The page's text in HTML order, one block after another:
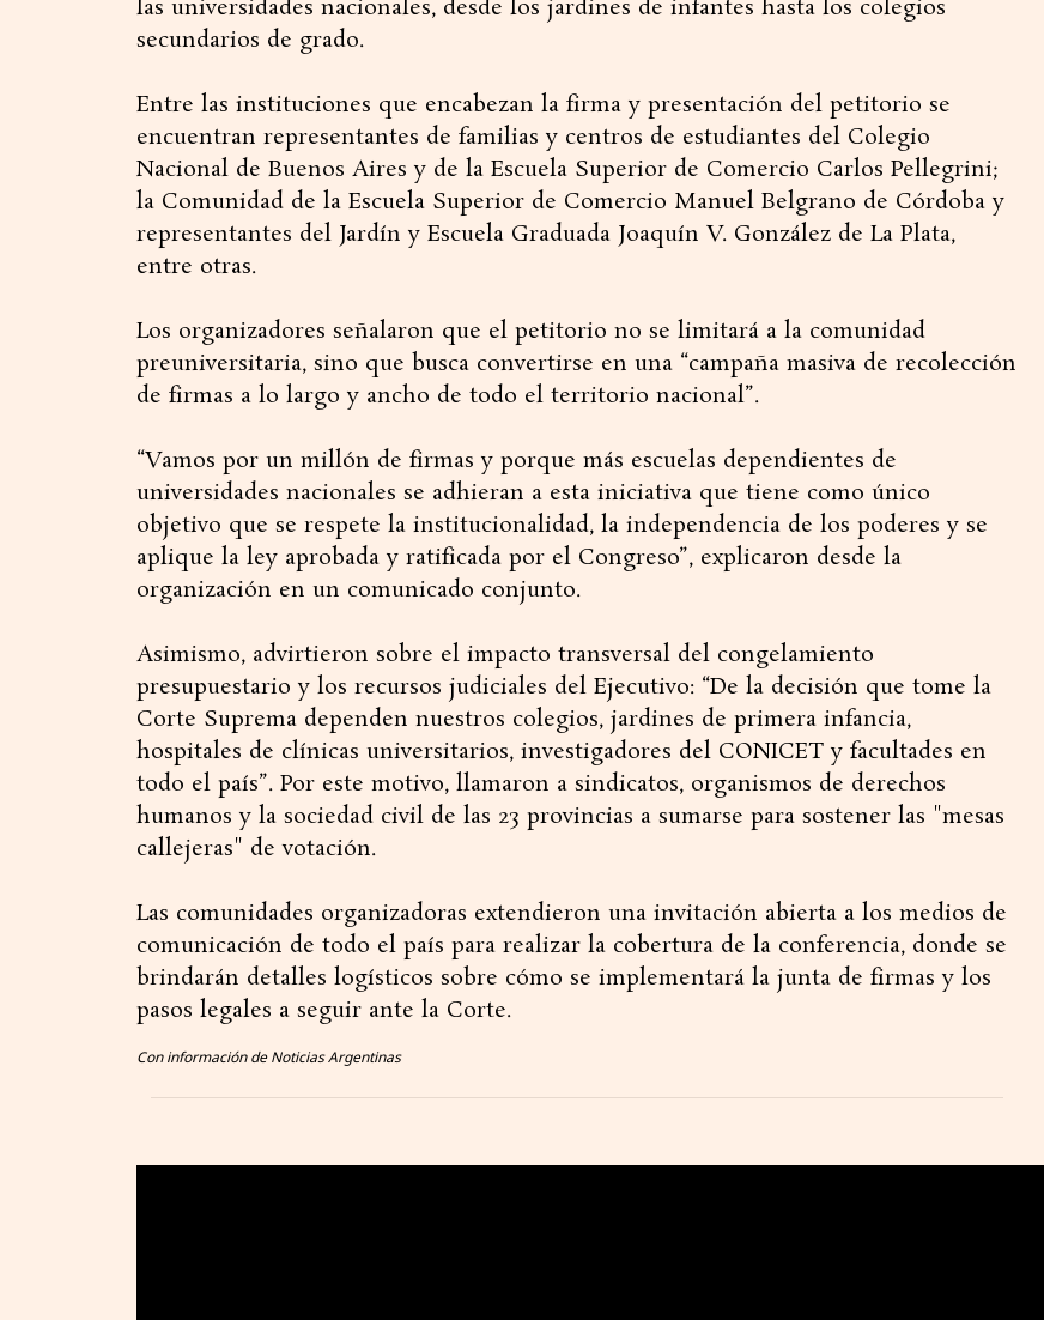
las universidades nacionales, desde los jardines de infantes hasta los colegios
secundarios de grado.
Entre las instituciones que encabezan la firma y presentación del petitorio se
encuentran representantes de familias y centros de estudiantes del Colegio
Nacional de Buenos Aires y de la Escuela Superior de Comercio Carlos Pellegrini;
la Comunidad de la Escuela Superior de Comercio Manuel Belgrano de Córdoba y
representantes del Jardín y Escuela Graduada Joaquín V. González de La Plata,
entre otras.
Los organizadores señalaron que el petitorio no se limitará a la comunidad
preuniversitaria, sino que busca convertirse en una “campaña masiva de recolección
de firmas a lo largo y ancho de todo el territorio nacional”.
“Vamos por un millón de firmas y porque más escuelas dependientes de
universidades nacionales se adhieran a esta iniciativa que tiene como único
objetivo que se respete la institucionalidad, la independencia de los poderes y se
aplique la ley aprobada y ratificada por el Congreso”, explicaron desde la
organización en un comunicado conjunto.
Asimismo, advirtieron sobre el impacto transversal del congelamiento
presupuestario y los recursos judiciales del Ejecutivo: “De la decisión que tome la
Corte Suprema dependen nuestros colegios, jardines de primera infancia,
hospitales de clínicas universitarios, investigadores del CONICET y facultades en
todo el país”. Por este motivo, llamaron a sindicatos, organismos de derechos
humanos y la sociedad civil de las 23 provincias a sumarse para sostener las "mesas
callejeras" de votación.
Las comunidades organizadoras extendieron una invitación abierta a los medios de
comunicación de todo el país para realizar la cobertura de la conferencia, donde se
brindarán detalles logísticos sobre cómo se implementará la junta de firmas y los
pasos legales a seguir ante la Corte.
Con información de Noticias Argentinas